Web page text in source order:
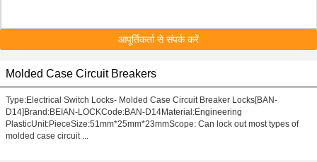
आपूर्तिकर्ता से संपर्क करें
Molded Case Circuit Breakers
Type:Electrical Switch Locks- Molded Case Circuit Breaker Locks[BAN-
D14]Brand:BEIAN-LOCKCode:BAN-D14Material:Engineering
PlasticUnit:PieceSize:51mm*25mm*23mmScope: Can lock out most types of
molded case circuit ...